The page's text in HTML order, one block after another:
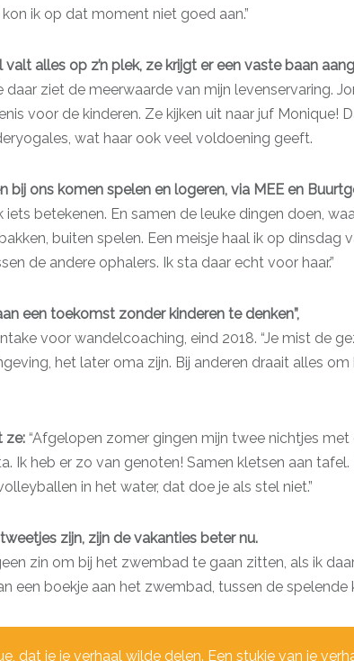
ik op dat moment niet goed aan.”
alles op z’n plek, ze krijgt er een vaste baan
daar ziet de meerwaarde van mijn levenservaring.
voor de kinderen. Ze kijken uit naar juf Monique!
wat haar ook veel voldoening geeft.
bij ons komen spelen en logeren, via MEE en
iets betekenen. En samen de leuke dingen doen,
buiten spelen. Een meisje haal ik op dinsdag
de andere ophalers. Ik sta daar echt voor haar.”
een toekomst zonder kinderen te denken”,
voor wandelcoaching, eind 2018. “Je mist de
het later oma zijn. Bij anderen draait alles
ze: “Afgelopen zomer gingen mijn twee nichtjes
Ik heb er zo van genoten! Samen kletsen aan
in het water, dat doe je als stel niet.”
zijn, zijn de vakanties beter nu.
zin om bij het zwembad te gaan zitten, als ik
een boekje aan het zwembad, tussen de spelende
dat je je verhaal wilde delen. Een stukje van je